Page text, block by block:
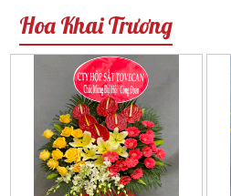
Hoa Khai Trương